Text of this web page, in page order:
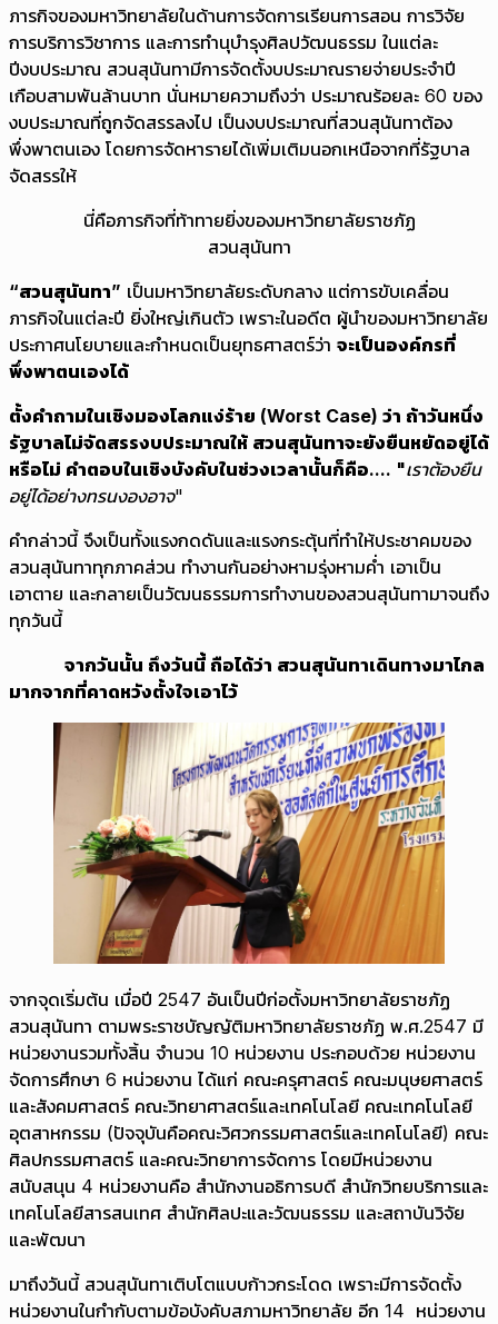
ภารกิจของมหาวิทยาลัยในด้านการจัดการเรียนการสอน การวิจัย
การบริการวิชาการ และการทำนุบำรุงศิลปวัฒนธรรม ในแต่ละ
ปีงบประมาณ สวนสุนันทามีการจัดตั้งบประมาณรายจ่ายประจำปี
เกือบสามพันล้านบาท นั่นหมายความถึงว่า ประมาณร้อยละ 60 ของ
งบประมาณที่ถูกจัดสรรลงไป เป็นงบประมาณที่สวนสุนันทาต้อง
พึ่งพาตนเอง โดยการจัดหารายได้เพิ่มเติมนอกเหนือจากที่รัฐบาล
จัดสรรให้
นี่คือภารกิจที่ท้าทายยิ่งของมหาวิทยาลัยราชภัฏ
สวนสุนันทา
“สวนสุนันทา” เป็นมหาวิทยาลัยระดับกลาง แต่การขับเคลื่อน
ภารกิจในแต่ละปี ยิ่งใหญ่เกินตัว เพราะในอดีต ผู้นำของมหาวิทยาลัย
ประกาศนโยบายและกำหนดเป็นยุทธศาสตร์ว่า จะเป็นองค์กรที่
พึ่งพาตนเองได้
ตั้งคำถามในเชิงมองโลกแง่ร้าย (Worst Case) ว่า ถ้าวันหนึ่ง
รัฐบาลไม่จัดสรรงบประมาณให้ สวนสุนันทาจะยังยืนหยัดอยู่ได้
หรือไม่ คำตอบในเชิงบังคับในช่วงเวลานั้นก็คือ.... "เราต้องยืน
อยู่ได้อย่างทรนงองอาจ"
คำกล่าวนี้ จึงเป็นทั้งแรงกดดันและแรงกระตุ้นที่ทำให้ประชาคมของ
สวนสุนันทาทุกภาคส่วน ทำงานกันอย่างหามรุ่งหามค่ำ เอาเป็น
เอาตาย และกลายเป็นวัฒนธรรมการทำงานของสวนสุนันทามาจนถึง
ทุกวันนี้
จากวันนั้น ถึงวันนี้ ถือได้ว่า สวนสุนันทาเดินทางมาไกล
มากจากที่คาดหวังตั้งใจเอาไว้
จากจุดเริ่มต้น เมื่อปี 2547 อันเป็นปีก่อตั้งมหาวิทยาลัยราชภัฏ
สวนสุนันทา ตามพระราชบัญญัติมหาวิทยาลัยราชภัฏ พ.ศ.2547 มี
หน่วยงานรวมทั้งสิ้น จำนวน 10 หน่วยงาน ประกอบด้วย หน่วยงาน
จัดการศึกษา 6 หน่วยงาน ได้แก่ คณะครุศาสตร์ คณะมนุษยศาสตร์
และสังคมศาสตร์ คณะวิทยาศาสตร์และเทคโนโลยี คณะเทคโนโลยี
อุตสาหกรรม (ปัจจุบันคือคณะวิศวกรรมศาสตร์และเทคโนโลยี) คณะ
ศิลปกรรมศาสตร์ และคณะวิทยาการจัดการ โดยมีหน่วยงาน
สนับสนุน 4 หน่วยงานคือ สำนักงานอธิการบดี สำนักวิทยบริการและ
เทคโนโลยีสารสนเทศ สำนักศิลปะและวัฒนธรรม และสถาบันวิจัย
และพัฒนา
มาถึงวันนี้ สวนสุนันทาเติบโตแบบก้าวกระโดด เพราะมีการจัดตั้ง
หน่วยงานในกำกับตามข้อบังคับสภามหาวิทยาลัย อีก 14 หน่วยงาน